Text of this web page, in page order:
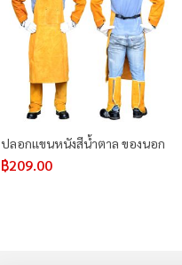
ปลอกเเขนหนังสีน้ำตาล ของนอก
฿209.00